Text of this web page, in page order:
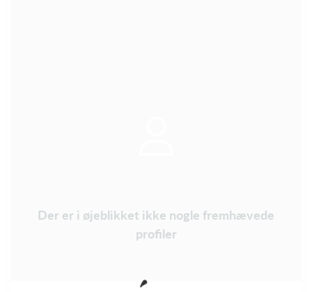
Der er i øjeblikket ikke nogle fremhævede
profiler